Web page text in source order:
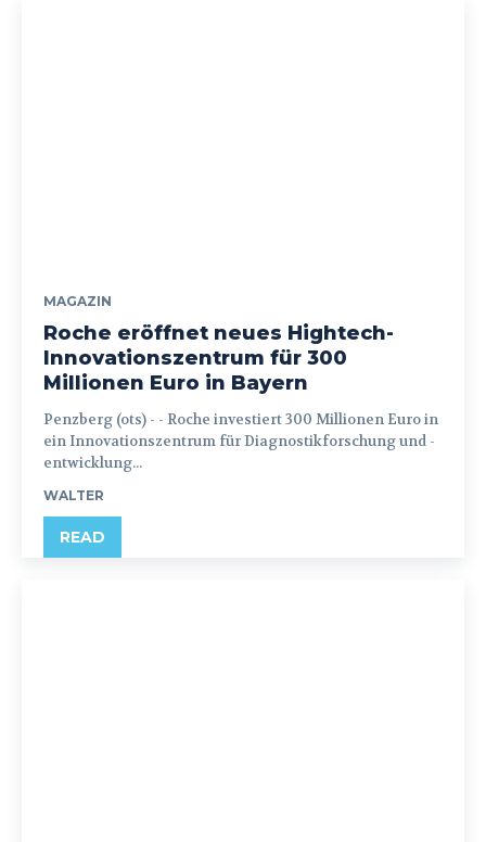
MAGAZIN
Roche eröffnet neues Hightech-
Innovationszentrum für 300
Millionen Euro in Bayern
Penzberg (ots) - - Roche investiert 300 Millionen Euro in
ein Innovationszentrum für Diagnostikforschung und -
entwicklung...
WALTER
READ